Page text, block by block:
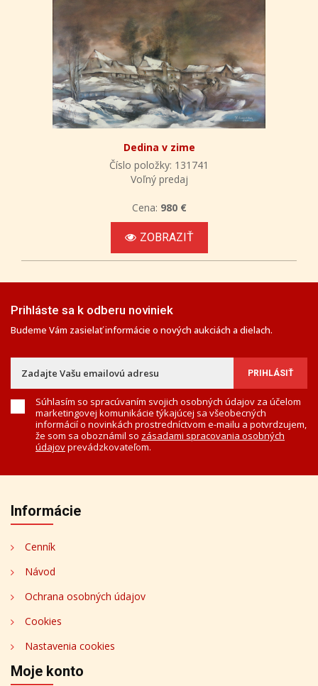
Dedina v zime
Číslo položky: 131741
Voľný predaj
Cena: 980 €
ZOBRAZIŤ
Prihláste sa k odberu noviniek
Budeme Vám zasielať informácie o nových aukciách a dielach.
Súhlasím so spracúvaním svojich osobných údajov za účelom
marketingovej komunikácie týkajúcej sa všeobecných
informácií o novinkách prostredníctvom e-mailu a potvrdzujem,
že som sa oboznámil so zásadami spracovania osobných
údajovprevádzkovateľom.
Informácie
Cenník
Návod
Ochrana osobných údajov
Cookies
Nastavenia cookies
Moje konto